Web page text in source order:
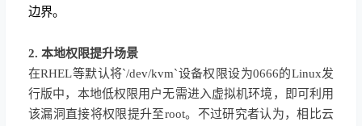
边界。
2. 本地权限提升场景
在RHEL等默认将`/dev/kvm`设备权限设为0666的Linux发
行版中，本地低权限用户无需进入虚拟机环境，即可利用
该漏洞直接将权限提升至root。不过研究者认为，相比云